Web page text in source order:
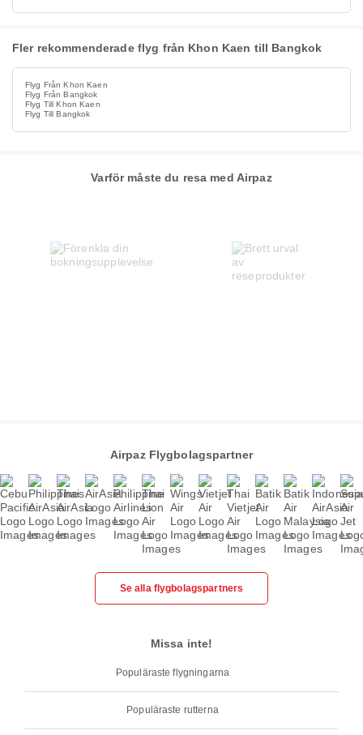
Fler rekommenderade flyg från Khon Kaen till Bangkok
Flyg Från Khon Kaen
Flyg Från Bangkok
Flyg Till Khon Kaen
Flyg Till Bangkok
Varför måste du resa med Airpaz
Airpaz Flygbolagspartner
Se alla flygbolagspartners
Missa inte!
Populäraste flygningarna
Populäraste rutterna